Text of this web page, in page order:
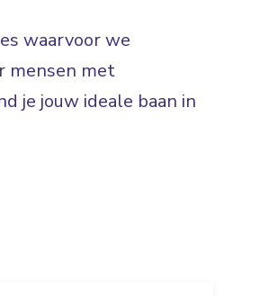
waarvoor we
mensen met
je jouw ideale baan in